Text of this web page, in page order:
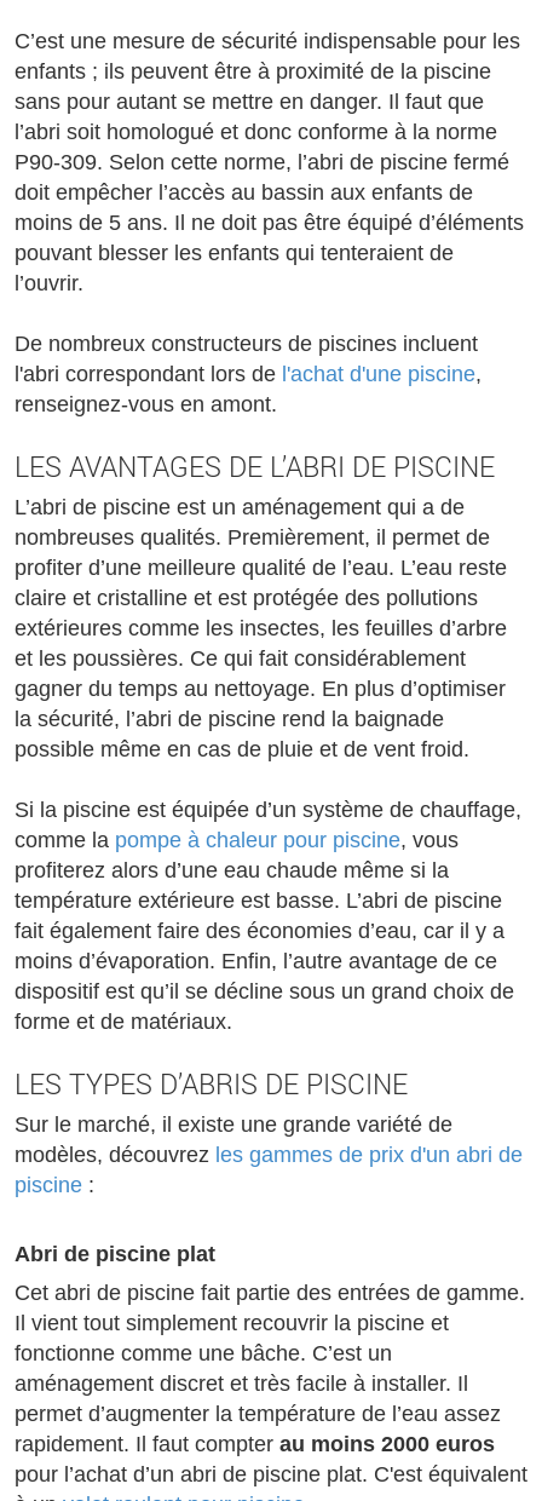
C’est une mesure de sécurité indispensable pour les
enfants ; ils peuvent être à proximité de la piscine
sans pour autant se mettre en danger. Il faut que
l’abri soit homologué et donc conforme à la norme
P90-309. Selon cette norme, l’abri de piscine fermé
doit empêcher l’accès au bassin aux enfants de
moins de 5 ans. Il ne doit pas être équipé d’éléments
pouvant blesser les enfants qui tenteraient de
l’ouvrir.
De nombreux constructeurs de piscines incluent
l'abri correspondant lors de l'achat d'une piscine,
renseignez-vous en amont.
LES AVANTAGES DE L’ABRI DE PISCINE
L’abri de piscine est un aménagement qui a de
nombreuses qualités. Premièrement, il permet de
profiter d’une meilleure qualité de l’eau. L’eau reste
claire et cristalline et est protégée des pollutions
extérieures comme les insectes, les feuilles d’arbre
et les poussières. Ce qui fait considérablement
gagner du temps au nettoyage. En plus d’optimiser
la sécurité, l’abri de piscine rend la baignade
possible même en cas de pluie et de vent froid.
Si la piscine est équipée d’un système de chauffage,
comme la pompe à chaleur pour piscine, vous
profiterez alors d’une eau chaude même si la
température extérieure est basse. L’abri de piscine
fait également faire des économies d’eau, car il y a
moins d’évaporation. Enfin, l’autre avantage de ce
dispositif est qu’il se décline sous un grand choix de
forme et de matériaux.
LES TYPES D’ABRIS DE PISCINE
Sur le marché, il existe une grande variété de
modèles, découvrez les gammes de prix d'un abri de
piscine :
Abri de piscine plat
Cet abri de piscine fait partie des entrées de gamme.
Il vient tout simplement recouvrir la piscine et
fonctionne comme une bâche. C’est un
aménagement discret et très facile à installer. Il
permet d’augmenter la température de l’eau assez
rapidement. Il faut compter au moins 2000 euros
pour l’achat d’un abri de piscine plat. C'est équivalent